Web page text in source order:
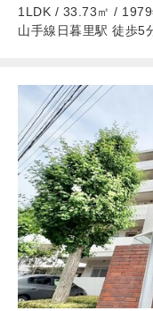
1LDK / 33.73㎡ / 1979
山手線日暮里駅 徒歩5